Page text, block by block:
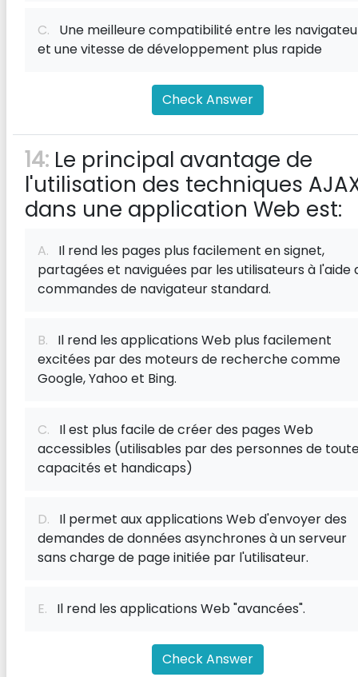
C. Une meilleure compatibilité entre les
et une vitesse de développement plus rapide
Check Answer
14: Le principal avantage de
l'utilisation des techniques
dans une application Web est:
A. Il rend les pages plus facilement en signet,
partagées et naviguées par les utilisateurs à l'aide
commandes de navigateur standard.
B. Il rend les applications Web plus facilement
excitées par des moteurs de recherche comme
Google, Yahoo et Bing.
C. Il est plus facile de créer des pages Web
accessibles (utilisables par des personnes de
capacités et handicaps)
D. Il permet aux applications Web d'envoyer des
demandes de données asynchrones à un serveur
sans charge de page initiée par l'utilisateur.
E. Il rend les applications Web "avancées".
Check Answer